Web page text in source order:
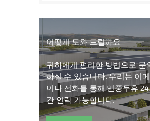
어떻게 도와 드릴까요
귀하에게 편리한 방법으로 문
하실 수 있습니다. 우리는 이
이나 전화를 통해 연중무휴
간 연락 가능합니다.